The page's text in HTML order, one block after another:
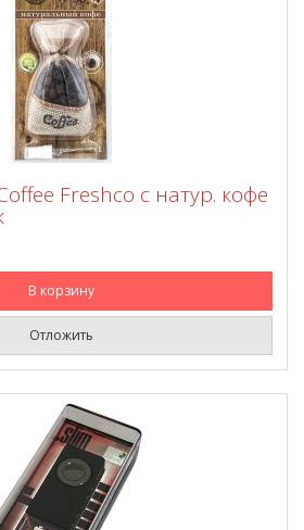
Freshco с натур. кофе
В корзину
Отложить